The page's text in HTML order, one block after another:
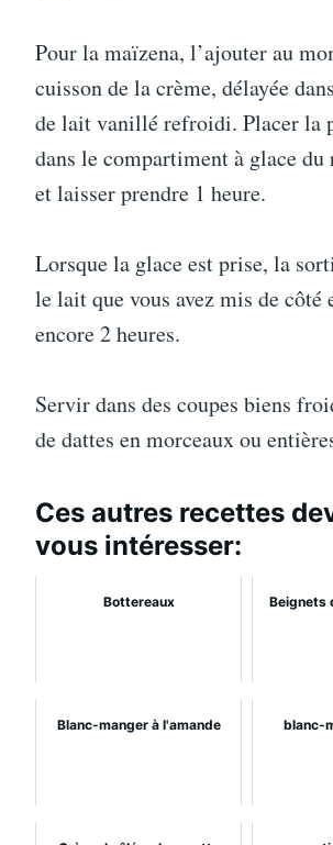
Pour la maïzena, l’ajouter au
cuisson de la crème, délayée
de lait vanillé refroidi. Placer la
dans le compartiment à glace
et laisser prendre 1 heure.
Lorsque la glace est prise, la
le lait que vous avez mis de côté
encore 2 heures.
Servir dans des coupes biens
de dattes en morceaux ou
Ces autres recettes
vous intéresser:
Bottereaux Beignets
Blanc-manger à l'amande blanc-